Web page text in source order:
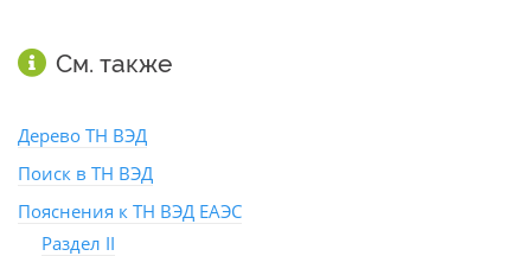
См. также
Дерево ТН ВЭД
Поиск в ТН ВЭД
Пояснения к ТН ВЭД ЕАЭС
Раздел II